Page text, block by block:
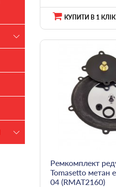
КУПИТИ В 1 КЛІК
Ремкомплект
Tomasetto метан
04 (RMAT2160)